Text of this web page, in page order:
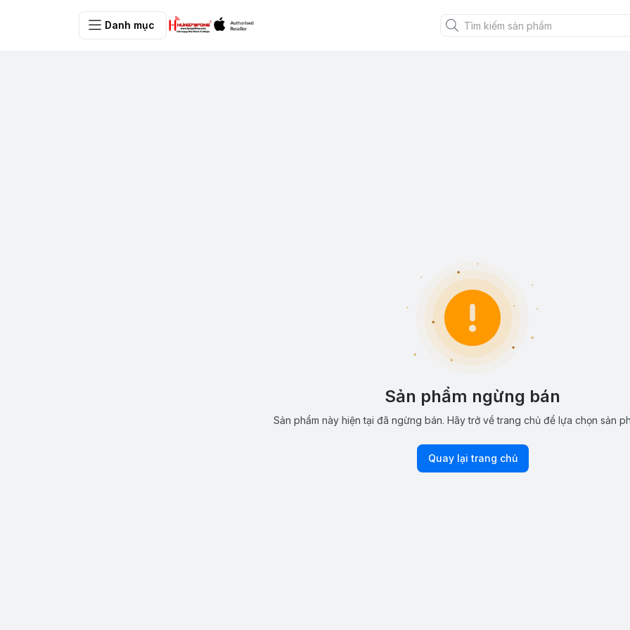
Danh mục
Sản phẩm ngừng bán
Sản phẩm này hiện tại đã ngừng bán. Hãy trở về trang chủ để lựa chọn sản
Quay lại trang chủ